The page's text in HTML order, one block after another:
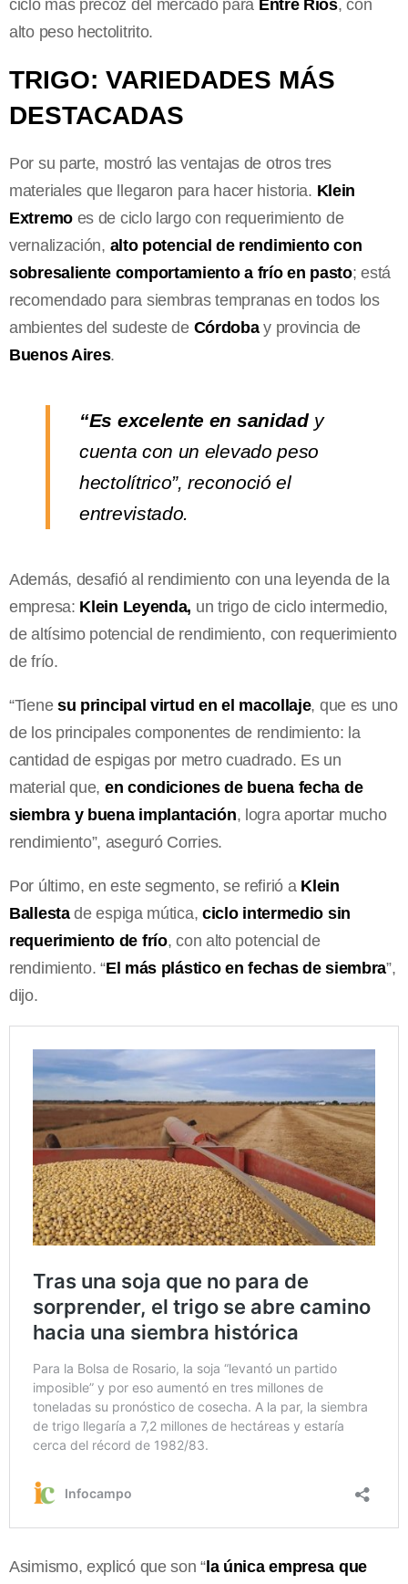
ciclo más precoz del mercado para Entre Ríos, con
alto peso hectolitrito.
TRIGO: VARIEDADES MÁS
DESTACADAS
Por su parte, mostró las ventajas de otros tres
materiales que llegaron para hacer historia. Klein
Extremo es de ciclo largo con requerimiento de
vernalización, alto potencial de rendimiento con
sobresaliente comportamiento a frío en pasto; está
recomendado para siembras tempranas en todos los
ambientes del sudeste de Córdobay provincia de
Buenos Aires.
“Es excelente en sanidady
cuenta con un elevado peso
hectolítrico”, reconoció el
entrevistado.
Además, desafió al rendimiento con una leyenda de la
empresa: Klein Leyenda, un trigo de ciclo intermedio,
de altísimo potencial de rendimiento, con requerimiento
de frío.
“Tiene su principal virtud en el macollaje, que es uno
de los principales componentes de rendimiento: la
cantidad de espigas por metro cuadrado. Es un
material que, en condiciones de buena fecha de
siembra y buena implantación, logra aportar mucho
rendimiento”, aseguró Corries.
Por último, en este segmento, se refirió aKlein
Ballestade espiga mútica, ciclo intermedio sin
requerimiento de frío, con alto potencial de
rendimiento. “El más plástico en fechas de siembra”,
dijo.
Asimismo, explicó que son “la única empresa que